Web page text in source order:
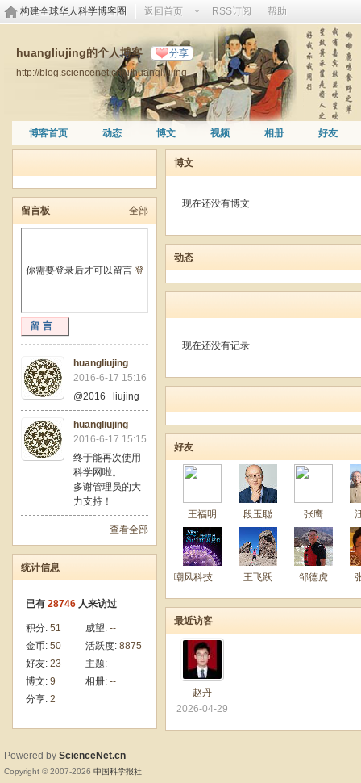
构建全球华人科学博客圈 返回首页 RSS订阅 帮助
huangliujing的个人博客 分享
http://blog.sciencenet.cn/u/huangliujing
博客首页 动态 博文 视频 相册 好友
留言板 全部
你需要登录后才可以留言 登
留言
huangliujing
2016-6-17 15:16
@2016 liujing
huangliujing
2016-6-17 15:15
终于能再次使用
科学网啦。
多谢管理员的大
力支持！
查看全部
统计信息
已有 28746 人来访过
积分: 51 威望: --
金币: 50 活跃度: 8875
好友: 23 主题: --
博文: 9 相册: --
分享: 2
博文
现在还没有博文
动态
现在还没有记录
好友
王福明 段玉聪 张鹰
嘲风科技动漫 王飞跃 邹德虎
最近访客
赵丹
2026-04-29
Powered by ScienceNet.cn
Copyright © 2007-2026 中国科学报社